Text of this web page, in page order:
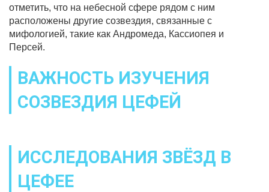
отметить, что на небесной сфере рядом с ним
расположены другие созвездия, связанные с
мифологией, такие как Андромеда, Кассиопея и
Персей.
ВАЖНОСТЬ ИЗУЧЕНИЯ
СОЗВЕЗДИЯ ЦЕФЕЙ
ИССЛЕДОВАНИЯ ЗВЁЗД В
ЦЕФЕЕ